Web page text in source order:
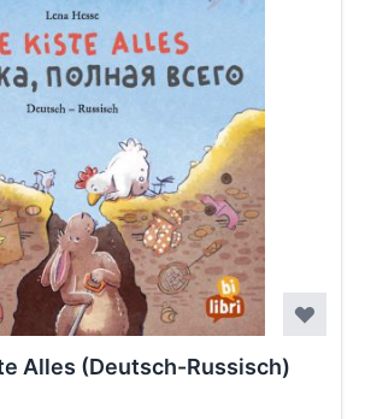
Alles (Deutsch-Russisch)